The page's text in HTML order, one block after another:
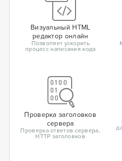
Визуальный HTML
редактор онлайн
Позволяет ускорить
процесс написания кода
Проверка заголовков
сервера
Проверка ответов сервера,
HTTP заголовков